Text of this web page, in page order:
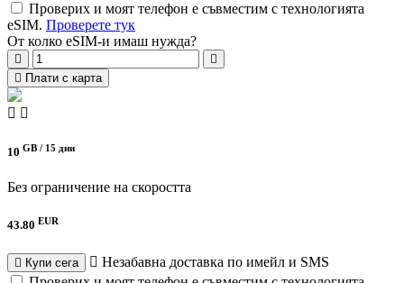
Проверих и моят телефон е съвместим с технологията
eSIM. Проверете тук
От колко eSIM-и имаш нужда?
Плати с карта
10 GB / 15 дни
Без ограничение на скоростта
43.80 EUR
Купи сега
Незабавна доставка по имейл и SMS